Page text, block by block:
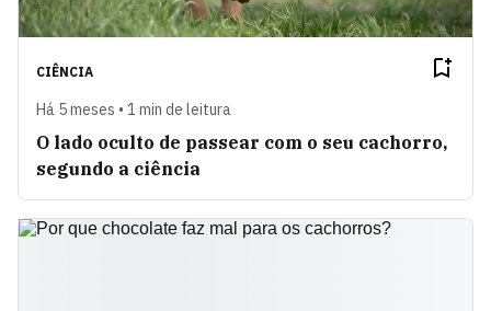
CIÊNCIA
Há 5 meses • 1 min de leitura
O lado oculto de passear com o seu cachorro,
segundo a ciência